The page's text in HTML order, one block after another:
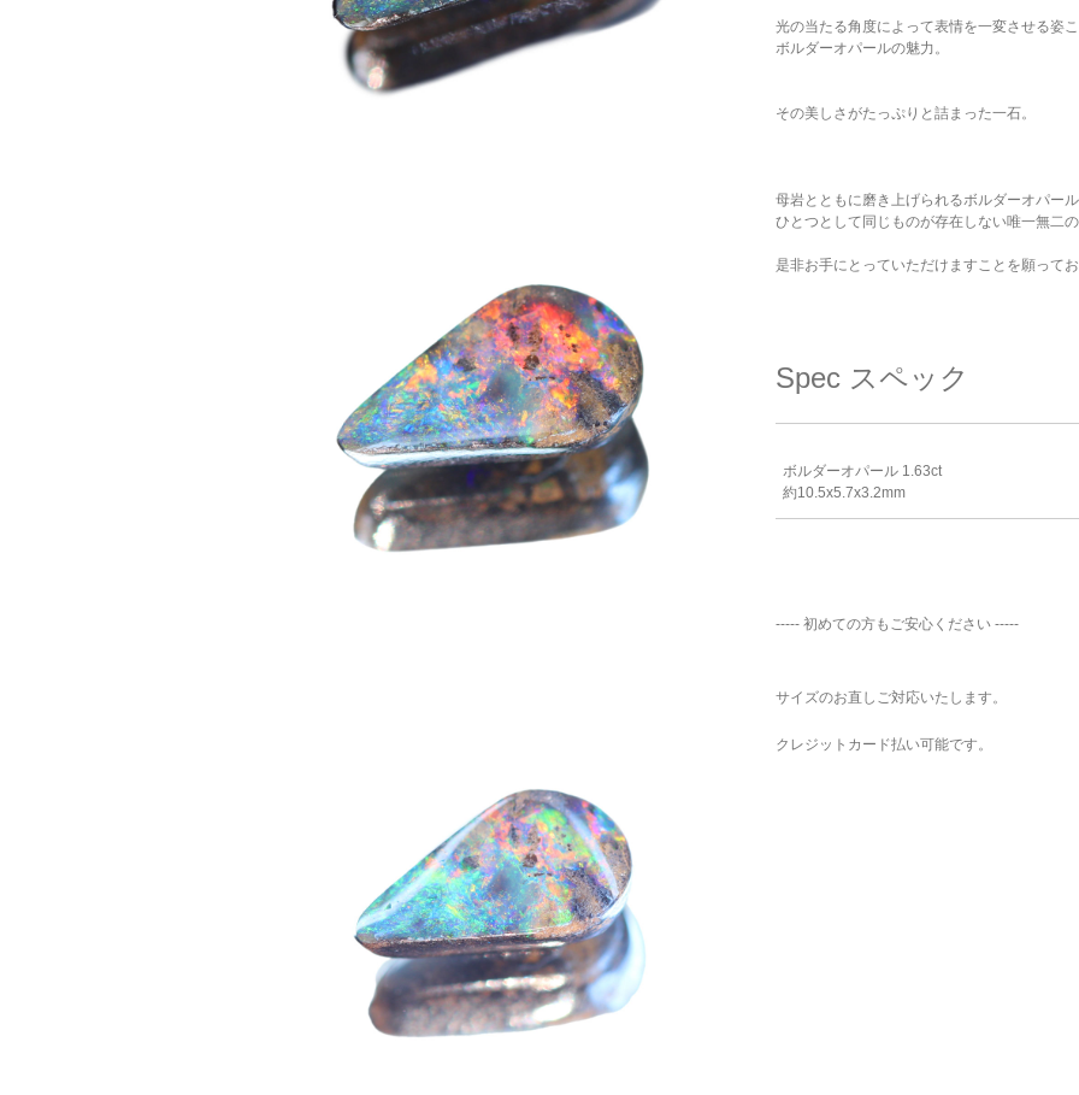
光の当たる角度によって表情を一変させる姿
ボルダーオパールの魅力。
その美しさがたっぷりと詰まった一石。
母岩とともに磨き上げられるボルダーオパー
ひとつとして同じものが存在しない唯一無二
是非お手にとっていただけますことを願って
Spec スペック
ボルダーオパール 1.63ct
約10.5x5.7x3.2mm
----- 初めての方もご安心ください -----
サイズのお直しご対応いたします。
クレジットカード払い可能です。